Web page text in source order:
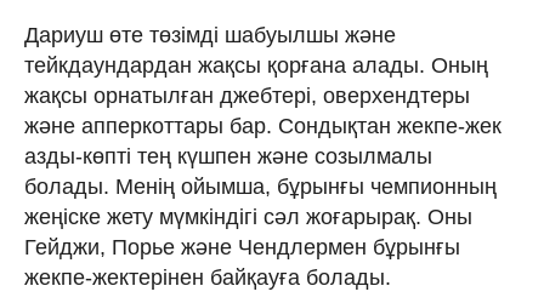
Дариуш өте төзімді шабуылшы және
тейкдаундардан жақсы қорғана алады. Оның
жақсы орнатылған джебтері, оверхендтеры
және апперкоттары бар. Сондықтан жекпе-жек
азды-көпті тең күшпен және созылмалы
болады. Менің ойымша, бұрынғы чемпионның
жеңіске жету мүмкіндігі сәл жоғарырақ. Оны
Гейджи, Порье және Чендлермен бұрынғы
жекпе-жектерінен байқауға болады.